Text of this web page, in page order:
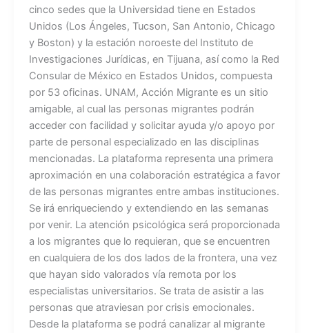
cinco sedes que la Universidad tiene en Estados
Unidos (Los Ángeles, Tucson, San Antonio, Chicago
y Boston) y la estación noroeste del Instituto de
Investigaciones Jurídicas, en Tijuana, así como la Red
Consular de México en Estados Unidos, compuesta
por 53 oficinas. UNAM, Acción Migrante es un sitio
amigable, al cual las personas migrantes podrán
acceder con facilidad y solicitar ayuda y/o apoyo por
parte de personal especializado en las disciplinas
mencionadas. La plataforma representa una primera
aproximación en una colaboración estratégica a favor
de las personas migrantes entre ambas instituciones.
Se irá enriqueciendo y extendiendo en las semanas
por venir. La atención psicológica será proporcionada
a los migrantes que lo requieran, que se encuentren
en cualquiera de los dos lados de la frontera, una vez
que hayan sido valorados vía remota por los
especialistas universitarios. Se trata de asistir a las
personas que atraviesan por crisis emocionales.
Desde la plataforma se podrá canalizar al migrante